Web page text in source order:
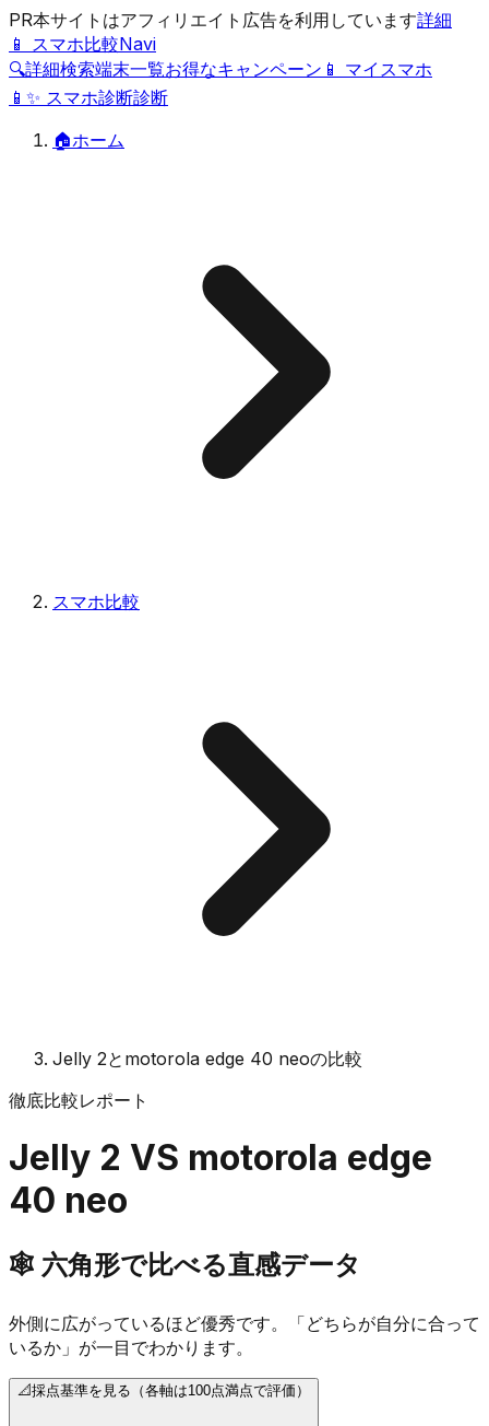
PR本サイトはアフィリエイト広告を利用しています詳細
📱 スマホ比較Navi
🔍詳細検索端末一覧お得なキャンペーン 📱 マイスマホ
📱 ✨ スマホ診断診断
🏠ホーム
スマホ比較
Jelly 2とmotorola edge 40 neoの比較
徹底比較レポート
Jelly 2 VS motorola edge
40 neo
🕸️ 六角形で比べる直感データ
外側に広がっているほど優秀です。「どちらが自分に合って
いるか」が一目でわかります。
📐採点基準を見る（各軸は100点満点で評価）